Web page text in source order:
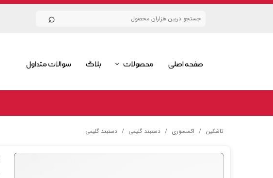
صفحه اصلی محصولات
گلیم
ست گلیمی
بلاگ سوالات متداول
⌕
تاشکین اکسسوری دستبند گلیمی دستبند گلیمی